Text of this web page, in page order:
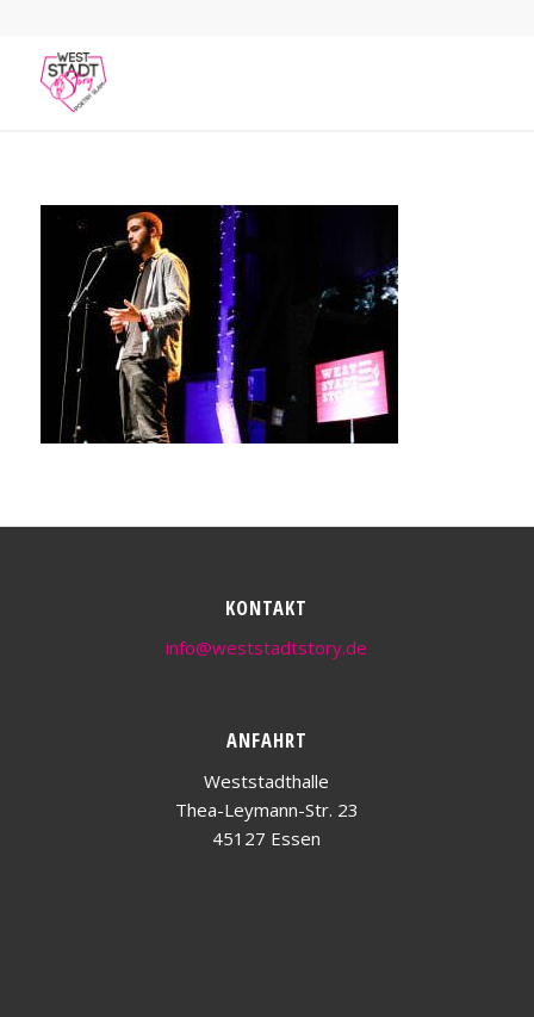
KONTAKT
info@weststadtstory.de
ANFAHRT
Weststadthalle
Thea-Leymann-Str. 23
45127 Essen